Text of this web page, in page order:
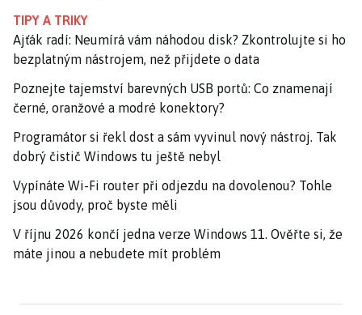
TIPY A TRIKY
Ajťák radí: Neumírá vám náhodou disk? Zkontrolujte si ho
bezplatným nástrojem, než přijdete o data
Poznejte tajemství barevných USB portů: Co znamenají
černé, oranžové a modré konektory?
Programátor si řekl dost a sám vyvinul nový nástroj. Tak
dobrý čistič Windows tu ještě nebyl
Vypínáte Wi-Fi router při odjezdu na dovolenou? Tohle
jsou důvody, proč byste měli
V říjnu 2026 končí jedna verze Windows 11. Ověřte si, že
máte jinou a nebudete mít problém